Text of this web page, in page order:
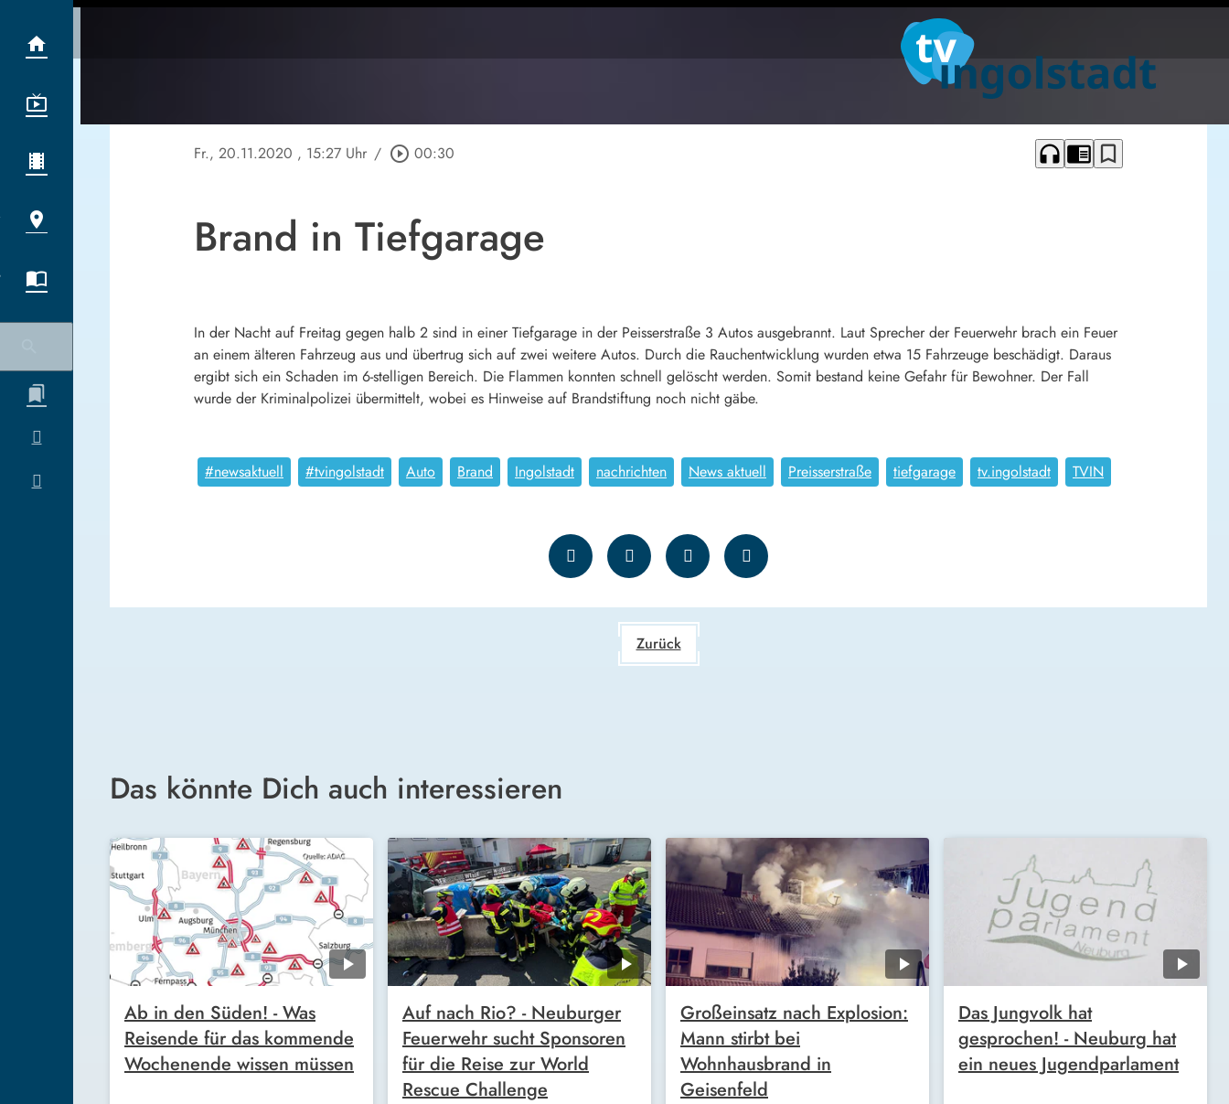
Fr., 20.11.2020 , 15:27 Uhr / play_circle_outline 00:30 headphones chrome_reader_mode bookmark_border
Brand in Tiefgarage
In der Nacht auf Freitag gegen halb 2 sind in einer Tiefgarage in der Peisserstraße 3 Autos ausgebrannt. Laut Sprecher der Feuerwehr brach ein Feuer
an einem älteren Fahrzeug aus und übertrug sich auf zwei weitere Autos. Durch die Rauchentwicklung wurden etwa 15 Fahrzeuge beschädigt. Daraus
ergibt sich ein Schaden im 6-stelligen Bereich. Die Flammen konnten schnell gelöscht werden. Somit bestand keine Gefahr für Bewohner. Der Fall
wurde der Kriminalpolizei übermittelt, wobei es Hinweise auf Brandstiftung noch nicht gäbe.
#newsaktuell #tvingolstadt Auto Brand Ingolstadt nachrichten News aktuell Preisserstraße tiefgarage tv.ingolstadt TVIN
Zurück
Das könnte Dich auch interessieren
Ab in den Süden! - Was
Reisende für das kommende
Wochenende wissen müssen
Auf nach Rio? - Neuburger
Feuerwehr sucht Sponsoren
für die Reise zur World
Rescue Challenge
Großeinsatz nach Explosion:
Mann stirbt bei
Wohnhausbrand in
Geisenfeld
Das Jungvolk hat
gesprochen! - Neuburg hat
ein neues Jugendparlament